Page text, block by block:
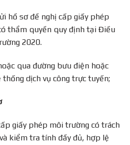
hồ sơ đề nghị cấp giấy phép
thẩm quyền quy định tại Điều
2020.
qua đường bưu điện hoặc
dịch vụ công trực tuyến;
giấy phép môi trường có trách
kiểm tra tính đầy đủ, hợp lệ